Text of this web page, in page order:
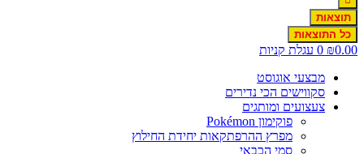
תוצאות
כל התוצאות
₪0.00
0 עגלת קניות
מבצעי אוגוסט
סקווישים הכי נדירים
צעצועים ומותגים
פוקימון Pokémon
מפרץ ההרפתקאות יחידת החילוץ
סמי הכבאי